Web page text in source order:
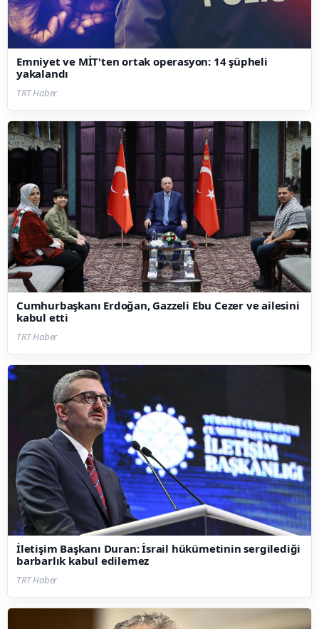
Emniyet ve MİT'ten ortak operasyon: 14 şüpheli
yakalandı
TRT Haber
Cumhurbaşkanı Erdoğan, Gazzeli Ebu Cezer ve ailesini
kabul etti
TRT Haber
İletişim Başkanı Duran: İsrail hükümetinin sergilediği
barbarlık kabul edilemez
TRT Haber